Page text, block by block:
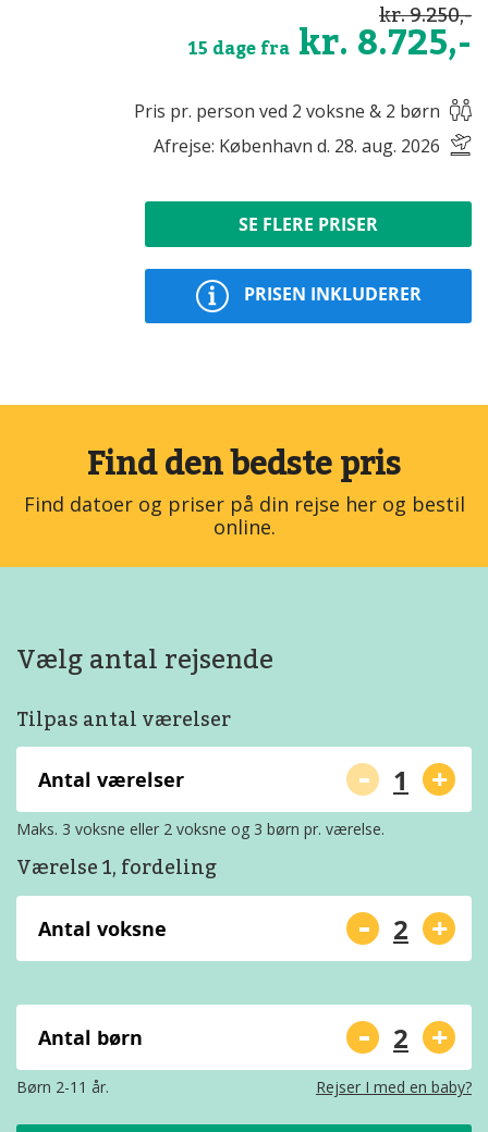
kr. 9.250,-
15 dage fra kr. 8.725,-
Pris pr. person ved 2 voksne & 2 børn
Afrejse: København d. 28. aug. 2026
SE FLERE PRISER
PRISEN INKLUDERER
Find den bedste pris
Find datoer og priser på din rejse her og bestil
online.
Vælg antal rejsende
Tilpas antal værelser
Antal værelser - +
Maks. 3 voksne eller 2 voksne og 3 børn pr. værelse.
Værelse 1, fordeling
Antal voksne - +
Antal børn - +
Børn 2-11 år. Rejser I med en baby?